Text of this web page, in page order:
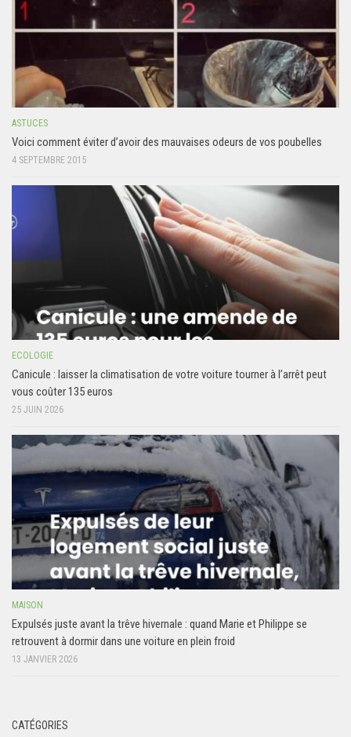
ASTUCES
Voici comment éviter d’avoir des mauvaises odeurs de vos poubelles
4 SEPTEMBRE 2015
ECOLOGIE
Canicule : laisser la climatisation de votre voiture tourner à l’arrêt peut
vous coûter 135 euros
25 JUIN 2026
MAISON
Expulsés juste avant la trêve hivernale : quand Marie et Philippe se
retrouvent à dormir dans une voiture en plein froid
13 JANVIER 2026
CATÉGORIES